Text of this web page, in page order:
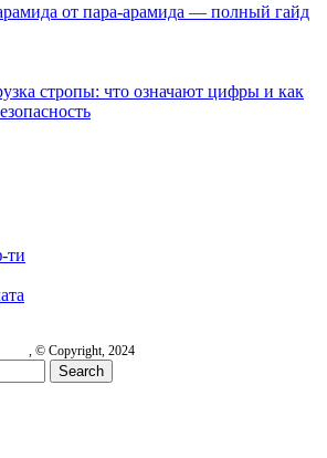
от пара-арамида — полный гайд
стропы: что означают цифры и как
ти
, © Copyright, 2024
Search